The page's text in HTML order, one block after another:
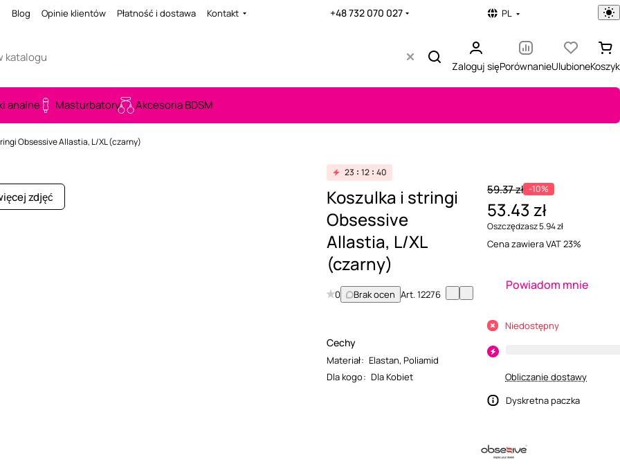
Blog Opinie klientów Płatność i dostawa Kontakt +48 732 070 027 PL
Zaloguj sięPorównanieUlubioneKoszyk
analne Masturbatory Akcesoria BDSM
Obsessive Allastia, L/XL (czarny)
zdjęć
23 12 40
Koszulka i stringi
Obsessive
Allastia, L/XL
(czarny)
0 Brak ocen Art.12276
Cechy
Materiał: Elastan, Poliamid
Dla kogo: Dla Kobiet
59.37 zł -10%
53.43 zł
Oszczędzasz 5.94 zł
Cena zawiera VAT 23%
Powiadom mnie
Niedostępny
Obliczanie dostawy
Dyskretna paczka